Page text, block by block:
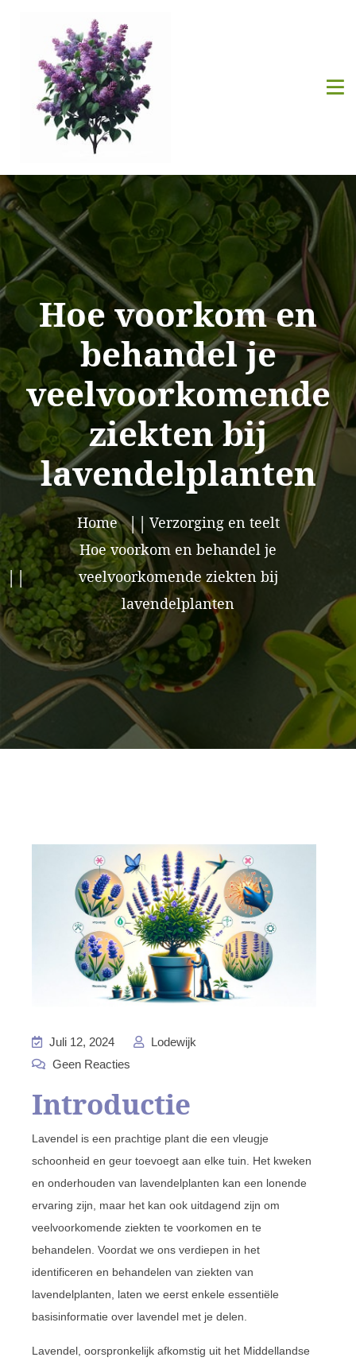
Hoe voorkom en
behandel je
veelvoorkomende
ziekten bij
lavendelplanten
Home
Verzorging en teelt
Hoe voorkom en behandel je
veelvoorkomende ziekten bij
lavendelplanten
Juli 12, 2024
Lodewijk
Geen Reacties
Introductie
Lavendel is een prachtige plant die een vleugje
schoonheid en geur toevoegt aan elke tuin. Het kweken
en onderhouden van lavendelplanten kan een lonende
ervaring zijn, maar het kan ook uitdagend zijn om
veelvoorkomende ziekten te voorkomen en te
behandelen. Voordat we ons verdiepen in het
identificeren en behandelen van ziekten van
lavendelplanten, laten we eerst enkele essentiële
basisinformatie over lavendel met je delen.
Lavendel, oorspronkelijk afkomstig uit het Middellandse